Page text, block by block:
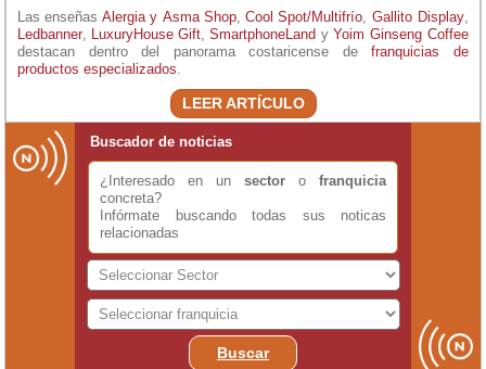
Las enseñas Alergia y Asma Shop Cool Spot/Multifrío Gallito Display
Ledbanner LuxuryHouse Gift SmartphoneLand y Yoim Ginseng Coffee
destacan dentro del panorama costaricense de franquicias de
productos especializados
LEER ARTÍCULO
Buscador de noticias
¿Interesado en un sector o franquicia
concreta?
Infórmate buscando todas sus noticas
relacionadas
Buscar